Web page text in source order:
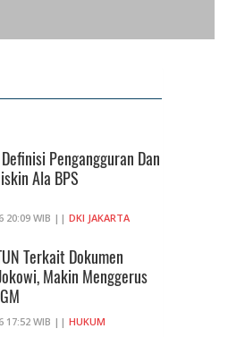
Pengangguran Dan
Ala BPS
20:09 WIB || DKI JAKARTA
Terkait Dokumen
Makin Menggerus
17:52 WIB || HUKUM